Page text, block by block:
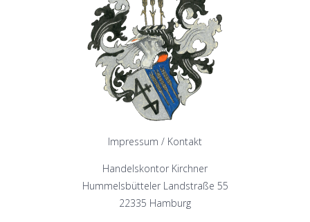
Impressum / Kontakt
Handelskontor Kirchner
Hummelsbütteler Landstraße 55
22335 Hamburg